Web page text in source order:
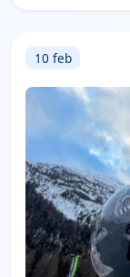
10 feb